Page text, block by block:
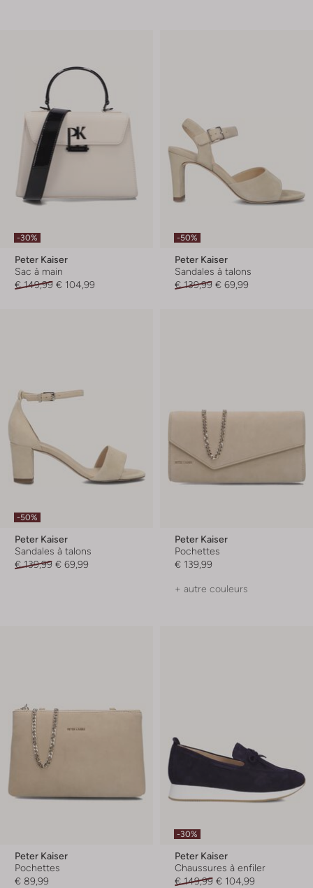
-30%
Peter Kaiser
Sac à main
€ 149,99 € 104,99
-50%
Peter Kaiser
Sandales à talons
€ 139,99 € 69,99
-50%
Peter Kaiser
Sandales à talons
€ 139,99 € 69,99
Peter Kaiser
Pochettes
€ 139,99
+ autre couleurs
Peter Kaiser
Pochettes
€ 89,99
-30%
Peter Kaiser
Chaussures à enfiler
€ 149,99 € 104,99